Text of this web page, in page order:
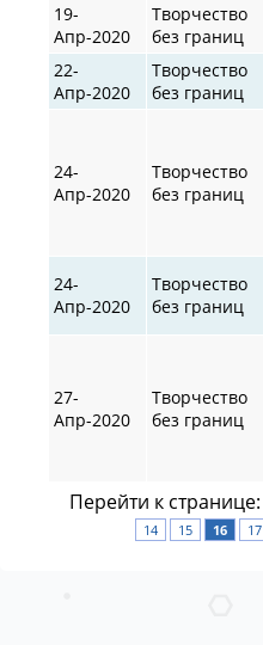
19-
Апр-2020
Творчество
без границ
22-
Апр-2020
Творчество
без границ
24-
Апр-2020
Творчество
без границ
24-
Апр-2020
Творчество
без границ
27-
Апр-2020
Творчество
без границ
Перейти к странице:
14
15 16 17